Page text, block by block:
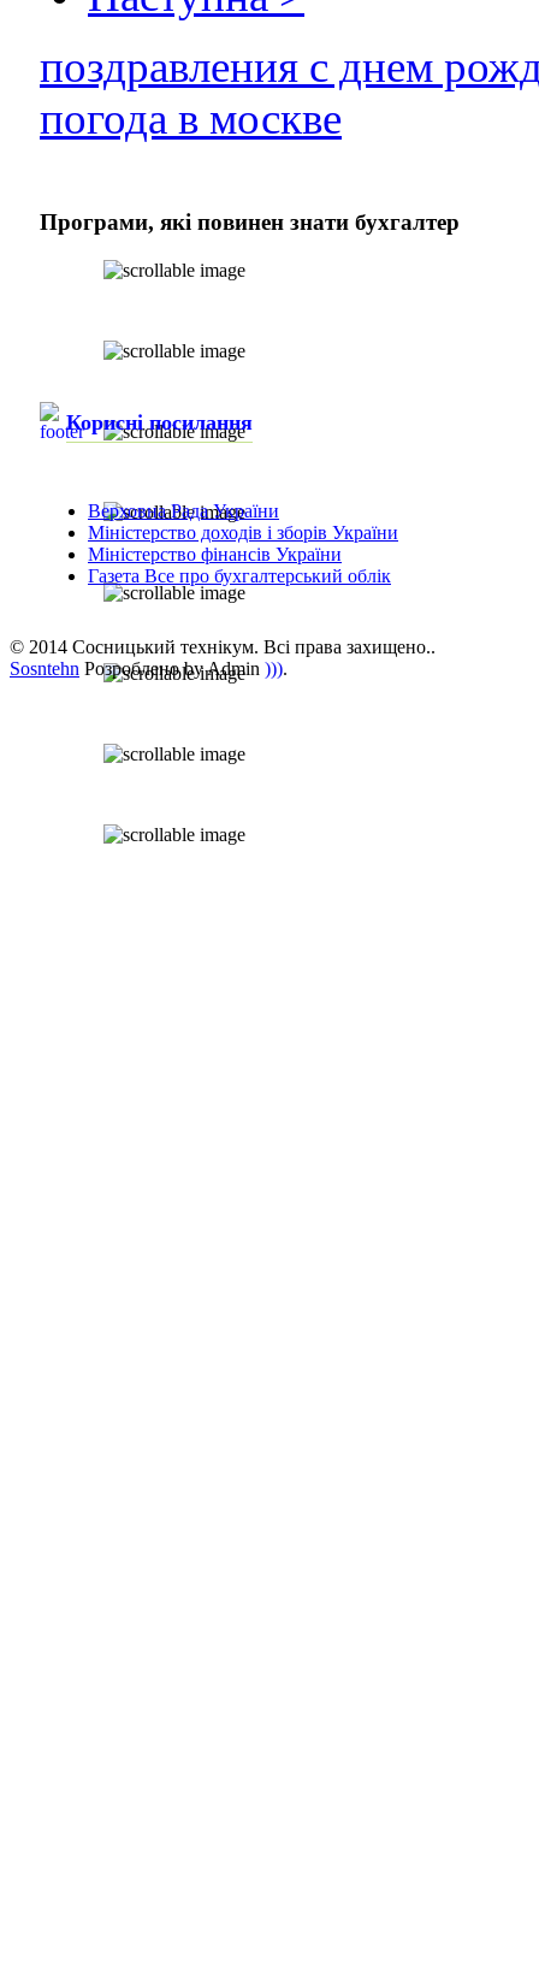
поздравления с днем
погода в москве
Програми, які повинен знати бухгалтер
Корисні посилання
Верховна Рада України
Міністерство доходів і зборів України
Міністерство фінансів України
Газета Все про бухгалтерський облік
© 2014 Сосницький технікум. Всі права захищено..
Sosntehn Розроблено by Admin ))).